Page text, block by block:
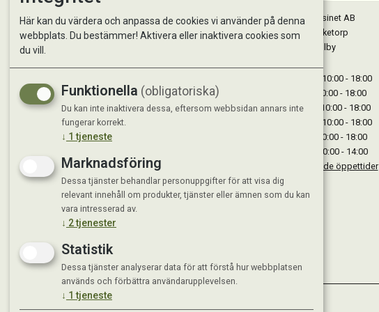
Kontakta oss
Om oss
StallMagasinet AB
Västra Lärketorp
59595 Mjölby
Måndag : 10:00 - 18:00
Tisdag : 10:00 - 18:00
Onsdag : 10:00 - 18:00
Torsdag : 10:00 - 18:00
Fredag : 10:00 - 18:00
Lördag : 10:00 - 14:00
Se avvikande öppettider
Här kan du värdera och anpassa de cookies vi använder på denna
webbplats. Du bestämmer! Aktivera eller inaktivera cookies som
du vill.
Funktionella (obligatoriska)
Du kan inte inaktivera dessa, eftersom webbsidan annars inte
fungerar korrekt.
↓ 1 tjeneste
Marknadsföring
Dessa tjänster behandlar personuppgifter för att visa dig
relevant innehåll om produkter, tjänster eller ämnen som du kan
vara intresserad av.
↓ 2tjenester
Statistik
Dessa tjänster analyserar data för att förstå hur webbplatsen
används och förbättra användarupplevelsen.
↓ 1 tjeneste